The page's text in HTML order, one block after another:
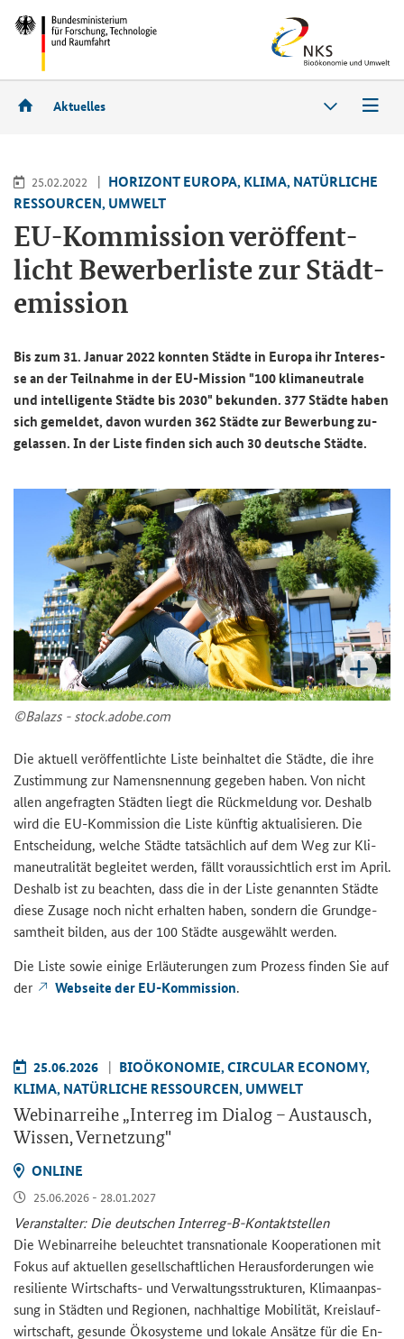
Aktuelles
25.02.2022
HO­RI­ZONT EU­RO­PA, KLIMA, NA­TÜR­LI­CHE
RES­SOUR­CEN, UM­WELT
EU-​Kommission ver­öf­fent­
licht Be­wer­ber­lis­te zur Städ­t­
emis­si­on
Bis zum 31. Ja­nu­ar 2022 konn­ten Städ­te in Eu­ro­pa ihr In­ter­es­
se an der Teil­nah­me in der EU-​Mission "100 kli­ma­neu­tra­le
und in­tel­li­gen­te Städ­te bis 2030" be­kun­den. 377 Städ­te haben
sich ge­mel­det, davon wur­den 362 Städ­te zur Be­wer­bung zu­
ge­las­sen. In der Liste fin­den sich auch 30 deut­sche Städ­te.
©Ba­lazs - stock.adobe.com
Die ak­tu­ell ver­öf­fent­lich­te Liste be­inhal­tet die Städ­te, die ihre
Zu­stim­mung zur Na­mens­nen­nung ge­ge­ben haben. Von nicht
allen an­ge­frag­ten Städ­ten liegt die Rück­mel­dung vor. Des­halb
wird die EU-​Kommission die Liste künf­tig ak­tua­li­sie­ren. Die
Ent­schei­dung, wel­che Städ­te tat­säch­lich auf dem Weg zur Kli­
ma­neu­tra­li­tät be­glei­tet wer­den, fällt vor­aus­sicht­lich erst im April.
Des­halb ist zu be­ach­ten, dass die in der Liste ge­nann­ten Städ­te
diese Zu­sa­ge noch nicht er­hal­ten haben, son­dern die Grund­ge­
samt­heit bil­den, aus der 100 Städ­te aus­ge­wählt wer­den.
Die Liste sowie ei­ni­ge Er­läu­te­run­gen zum Pro­zess fin­den Sie auf
der
Web­sei­te der EU-​Kommission.
25.06.2026
BIO­ÖKO­NO­MIE, CIR­CU­LAR ECO­NO­MY,
KLIMA, NA­TÜR­LI­CHE RES­SOUR­CEN, UM­WELT
We­bi­nar­rei­he „Interregim Dia­log – Aus­tausch,
Wis­sen, Ver­net­zung"
ON­LINE
25.06.2026 - 28.01.2027
Ver­an­stal­ter: Die deut­schen Interreg-​B-Kontaktstellen
Die We­bi­nar­rei­he be­leuch­tet trans­na­tio­na­le Ko­ope­ra­tio­nen mit
Fokus auf ak­tu­el­len ge­sell­schaft­li­chen Her­aus­for­de­run­gen wie
re­si­li­en­te Wirtschafts-​ und Ver­wal­tungs­struk­tu­ren, Kli­ma­an­pas­
sung in Städ­ten und Re­gio­nen, nach­hal­ti­ge Mo­bi­li­tät, Kreis­lauf­
wirt­schaft, ge­sun­de Öko­sys­te­me und lo­ka­le An­sät­ze für die En­